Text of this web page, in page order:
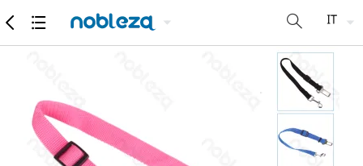
Merce Suggerimenti